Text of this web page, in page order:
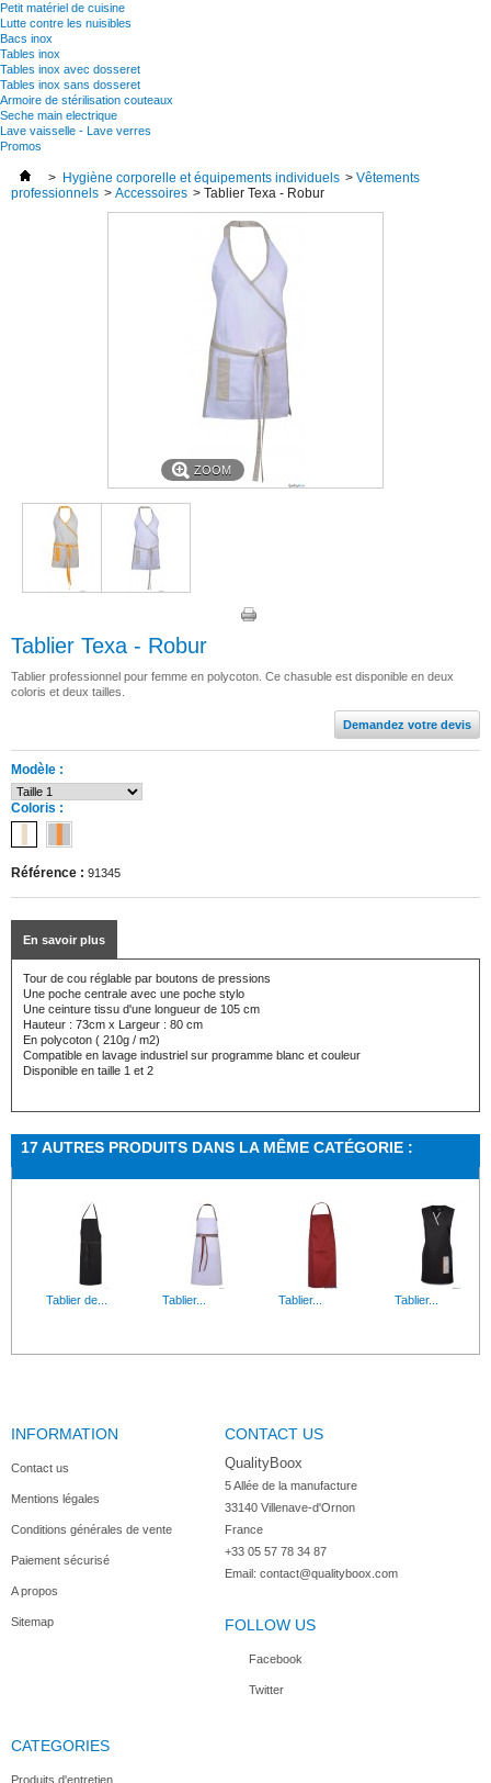
Petit matériel de cuisine
Lutte contre les nuisibles
Bacs inox
Tables inox
Tables inox avec dosseret
Tables inox sans dosseret
Armoire de stérilisation couteaux
Seche main electrique
Lave vaisselle - Lave verres
Promos
> Hygiène corporelle et équipements individuels > Vêtements
professionnels > Accessoires > Tablier Texa - Robur
ZOOM
Tablier Texa - Robur
Tablier professionnel pour femme en polycoton. Ce chasuble est disponible en deux
coloris et deux tailles.
Demandez votre devis
Modèle :
Coloris :
Référence : 91345
En savoir plus
Tour de cou réglable par boutons de pressions
Une poche centrale avec une poche stylo
Une ceinture tissu d'une longueur de 105 cm
Hauteur : 73cm x Largeur : 80 cm
En polycoton ( 210g / m2)
Compatible en lavage industriel sur programme blanc et couleur
Disponible en taille 1 et 2
17 AUTRES PRODUITS DANS LA MÊME CATÉGORIE :
Tablier de... Tablier... Tablier... Tablier...
Tablier... Tablier PVC... Toque...
Casquette... Bandana de... Coiffe en...
INFORMATION
Contact us
Mentions légales
Conditions générales de vente
Paiement sécurisé
A propos
Sitemap
CONTACT US
QualityBoox
5 Allée de la manufacture
33140 Villenave-d'Ornon
France
+33 05 57 78 34 87
Email: contact@qualityboox.com
FOLLOW US
Facebook
Twitter
CATEGORIES
Produits d'entretien